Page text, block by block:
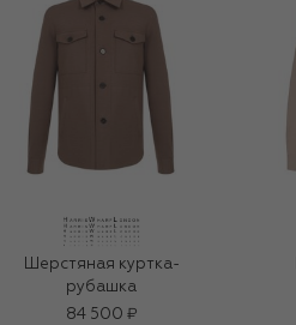
Шерстяная куртка-
рубашка
84 500 ₽